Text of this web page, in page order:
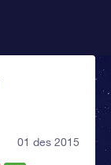
01 des 2015